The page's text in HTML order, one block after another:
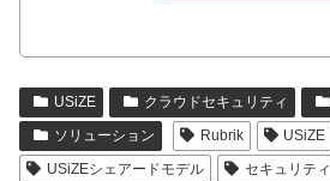
USiZE クラウドセキュリティ
ソリューション
Rubrik
USiZE
USiZEシェアードモデル
セキュリティ